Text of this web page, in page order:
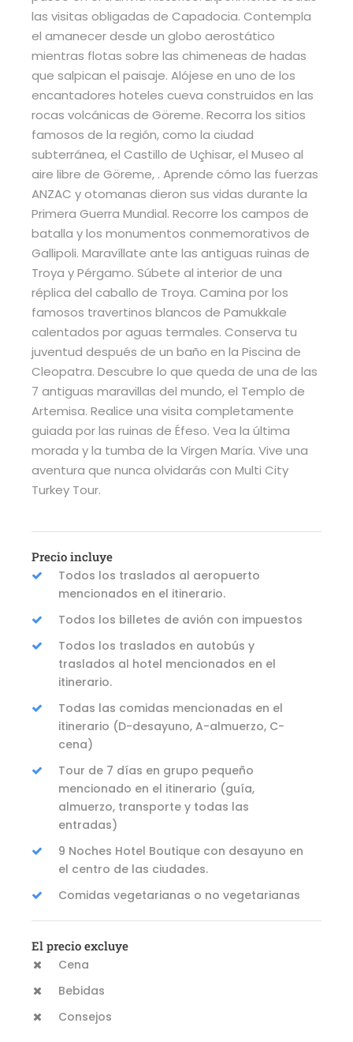
las visitas obligadas de Capadocia. Contempla
el amanecer desde un globo aerostático
mientras flotas sobre las chimeneas de hadas
que salpican el paisaje. Alójese en uno de los
encantadores hoteles cueva construidos en las
rocas volcánicas de Göreme. Recorra los sitios
famosos de la región, como la ciudad
subterránea, el Castillo de Uçhisar, el Museo al
aire libre de Göreme, . Aprende cómo las fuerzas
ANZAC y otomanas dieron sus vidas durante la
Primera Guerra Mundial. Recorre los campos de
batalla y los monumentos conmemorativos de
Gallipoli. Maravíllate ante las antiguas ruinas de
Troya y Pérgamo. Súbete al interior de una
réplica del caballo de Troya. Camina por los
famosos travertinos blancos de Pamukkale
calentados por aguas termales. Conserva tu
juventud después de un baño en la Piscina de
Cleopatra. Descubre lo que queda de una de las
7 antiguas maravillas del mundo, el Templo de
Artemisa. Realice una visita completamente
guiada por las ruinas de Éfeso. Vea la última
morada y la tumba de la Virgen María. Vive una
aventura que nunca olvidarás con Multi City
Turkey Tour.
Precio incluye
Todos los traslados al aeropuerto
mencionados en el itinerario.
Todos los billetes de avión con impuestos
Todos los traslados en autobús y
traslados al hotel mencionados en el
itinerario.
Todas las comidas mencionadas en el
itinerario (D-desayuno, A-almuerzo, C-
cena)
Tour de 7 días en grupo pequeño
mencionado en el itinerario (guía,
almuerzo, transporte y todas las
entradas)
9 Noches Hotel Boutique con desayuno en
el centro de las ciudades.
Comidas vegetarianas o no vegetarianas
El precio excluye
Cena
Bebidas
Consejos